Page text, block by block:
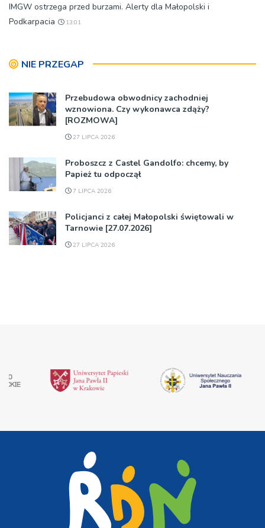
IMGW ostrzega przed burzami. Alerty dla Małopolski i
Podkarpacia
13:01
NIE PRZEGAP
Przebudowa obwodnicy zachodniej
wznowiona. Czy wykonawca zdąży?
[ROZMOWA]
27 LIPCA 2026
Proboszcz z Castel Gandolfo: chcemy, by
Papież tu odpoczął
7 LIPCA 2026
Policjanci z całej Małopolski świętowali w
Tarnowie [27.07.2026]
27 LIPCA 2026